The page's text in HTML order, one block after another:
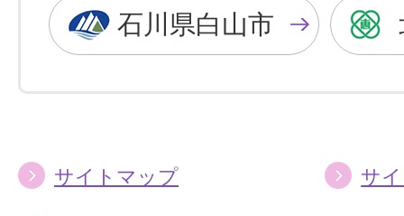
色
に
色
に
石川県白山市
サイトマップ サ